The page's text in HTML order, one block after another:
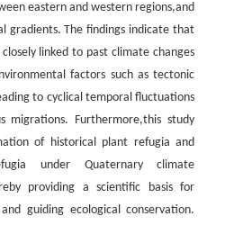
eastern and western regions,and
gradients. The findings indicate that
linked to past climate changes
factors such as tectonic
to cyclical temporal fluctuations
migrations. Furthermore,this study
of historical plant refugia and
under Quaternary climate
providing a scientific basis for
guiding ecological conservation.